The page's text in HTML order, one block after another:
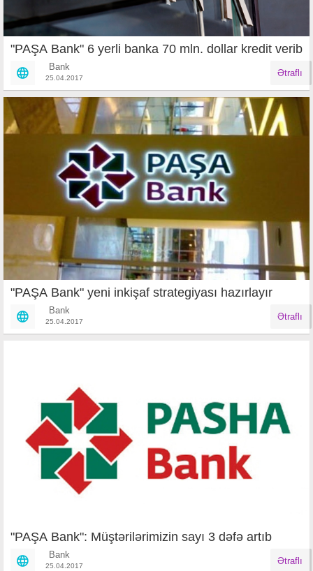
"PAŞA Bank" 6 yerli banka 70 mln. dollar kredit verib
Bank
25.04.2017 Ətraflı
"PAŞA Bank" yeni inkişaf strategiyası hazırlayır
Bank
25.04.2017 Ətraflı
"PAŞA Bank": Müştərilərimizin sayı 3 dəfə artıb
Bank
25.04.2017 Ətraflı